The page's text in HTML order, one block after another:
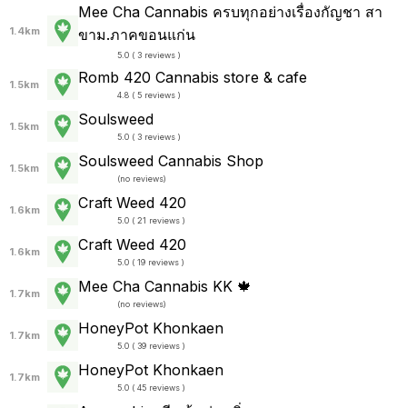
1.4km
Mee Cha Cannabis ครบทุกอย่างเรื่องกัญชา สา
ขาม.ภาคขอนแก่น
5.0 ( 3 reviews )
1.5km Romb 420 Cannabis store & cafe
4.8 ( 5 reviews )
1.5km Soulsweed
5.0 ( 3 reviews )
1.5km Soulsweed Cannabis Shop
(no reviews)
1.6km Craft Weed 420
5.0 ( 21 reviews )
1.6km Craft Weed 420
5.0 ( 19 reviews )
1.7km Mee Cha Cannabis KK 🍁
(no reviews)
1.7km HoneyPot Khonkaen
5.0 ( 39 reviews )
1.7km HoneyPot Khonkaen
5.0 ( 45 reviews )